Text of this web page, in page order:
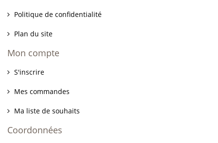
Politique de confidentialité
Plan du site
Mon compte
S'inscrire
Mes commandes
Ma liste de souhaits
Coordonnées